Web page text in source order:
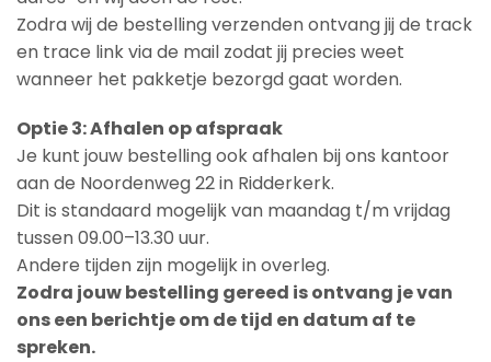
Zodra wij de bestelling verzenden ontvang jij de track
en trace link via de mail zodat jij precies weet
wanneer het pakketje bezorgd gaat worden.
Optie 3: Afhalen op afspraak
Je kunt jouw bestelling ook afhalen bij ons kantoor
aan de Noordenweg 22 in Ridderkerk.
Dit is standaard mogelijk van maandag t/m vrijdag
tussen 09.00–13.30 uur.
Andere tijden zijn mogelijk in overleg.
Zodra jouw bestelling gereed is ontvang je van
ons een berichtje om de tijd en datum af te
spreken.